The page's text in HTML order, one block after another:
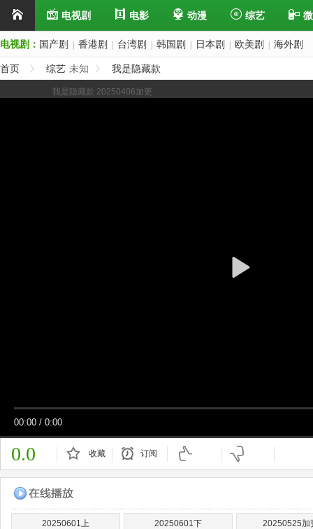
电视剧 电影 动漫 综艺
电视剧： 国产剧 香港剧 台湾剧 韩国剧 日本剧 欧美剧 海外剧
首页 综艺 未知 我是隐藏款
我是隐藏款 20250406加更
00:00 / 0:00
0.0 收藏 订阅
20250601上 20250601下 20250525加